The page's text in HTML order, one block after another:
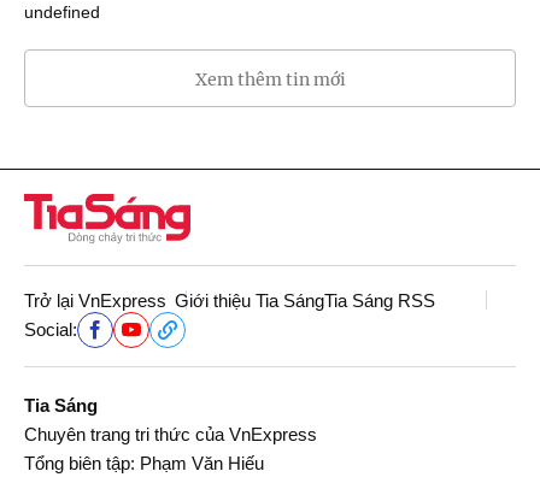
undefined
Xem thêm tin mới
Trở lại VnExpress Giới thiệu Tia SángTia Sáng RSS
Social:
Tia Sáng
Chuyên trang tri thức của VnExpress
Tổng biên tập: Phạm Văn Hiếu